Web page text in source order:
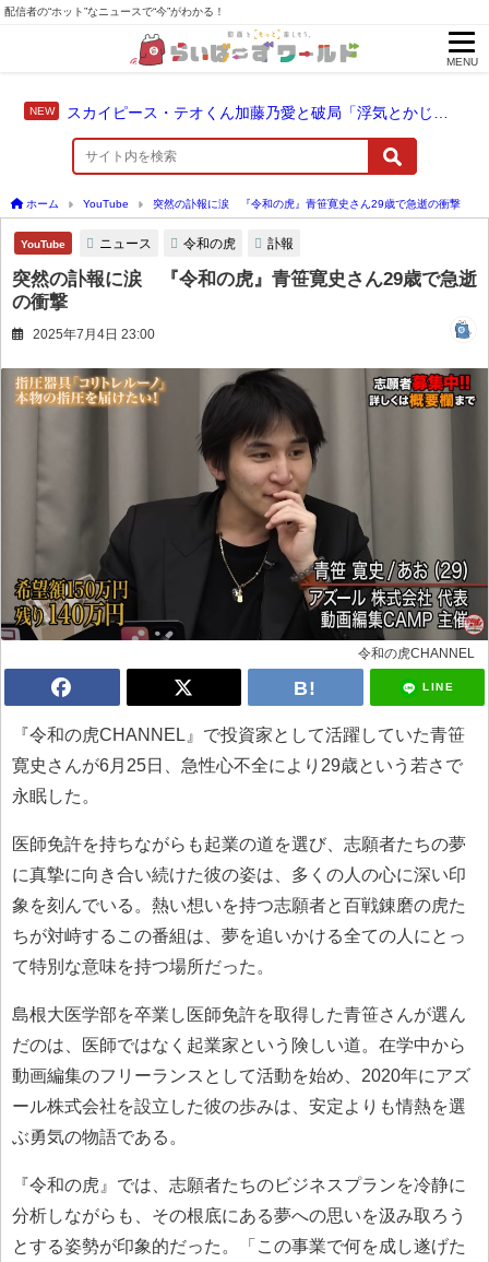
配信者の“ホット”なニュースで“今”がわかる！
MENU
ホーム YouTube 突然の訃報に涙 『令和の虎』青笹寛史さん29歳で急逝の衝撃
YouTube ニュース 令和の虎 訃報
突然の訃報に涙 『令和の虎』青笹寛史さん29歳で急逝
の衝撃
2025年7月4日 23:00
令和の虎CHANNEL
LINE
『令和の虎CHANNEL』で投資家として活躍していた青笹
寛史さんが6月25日、急性心不全により29歳という若さで
永眠した。
医師免許を持ちながらも起業の道を選び、志願者たちの夢
に真摯に向き合い続けた彼の姿は、多くの人の心に深い印
象を刻んでいる。熱い想いを持つ志願者と百戦錬磨の虎た
ちが対峙するこの番組は、夢を追いかける全ての人にとっ
て特別な意味を持つ場所だった。
島根大医学部を卒業し医師免許を取得した青笹さんが選ん
だのは、医師ではなく起業家という険しい道。在学中から
動画編集のフリーランスとして活動を始め、2020年にアズ
ール株式会社を設立した彼の歩みは、安定よりも情熱を選
ぶ勇気の物語である。
『令和の虎』では、志願者たちのビジネスプランを冷静に
分析しながらも、その根底にある夢への思いを汲み取ろう
とする姿勢が印象的だった。「この事業で何を成し遂げた